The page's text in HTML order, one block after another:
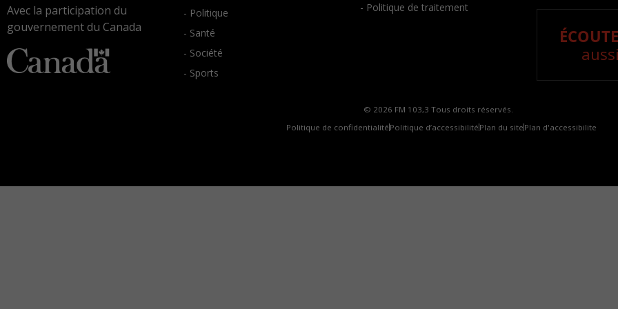
Avec la participation du
gouvernement du Canada
- Politique
- Santé
- Société
- Sports
- Politique de traitement
© 2026 FM 103,3 Tous droits réservés.
Politique de confidentialité Politique d’accessibilité Plan du site Plan d'accessibilite